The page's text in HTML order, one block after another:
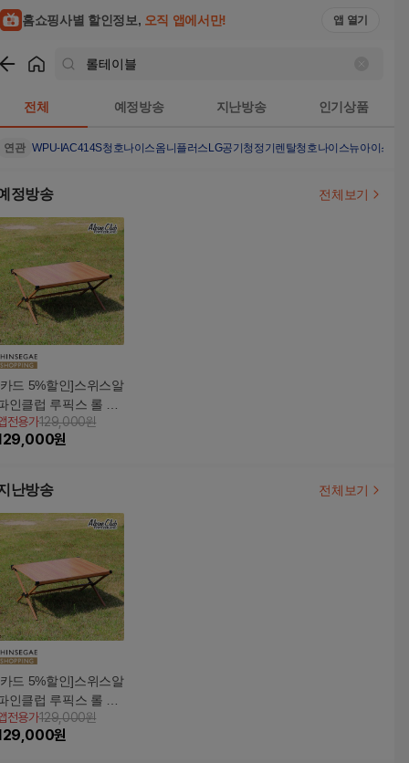
홈쇼핑사별 할인정보, 오직 앱에서만! 앱 열기
전체 예정방송 지난방송 인기상품
연관 WPU-IAC414S청호나이스옴니플러스 LG공기청정기렌탈청호나이스뉴아이스트
정방송 전체보기
드 5%할인]스위스알
인클럽 루픽스 롤 테
블(ATP-18)
전용가129,000원
원
난방송 전체보기
드 5%할인]스위스알
인클럽 루픽스 롤 테
블(ATP-18)
전용가129,000원
원